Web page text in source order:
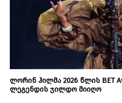
ლორინ ჰილმა 2026 წლის BET
ლეგენდის ჯილდო მიიღო